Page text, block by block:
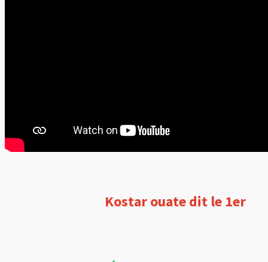
Kostar ouate dit le 1er